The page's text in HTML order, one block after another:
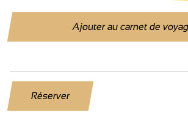
Ajouter au carnet de
Réserver